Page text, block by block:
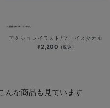
アクションイラスト/フェイスタオル
¥2,200 (税込)
んな商品も見ています